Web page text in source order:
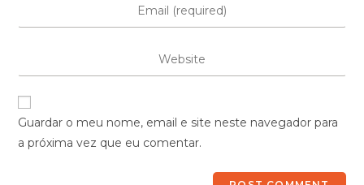
Guardar o meu nome, email e site neste navegador para
a próxima vez que eu comentar.